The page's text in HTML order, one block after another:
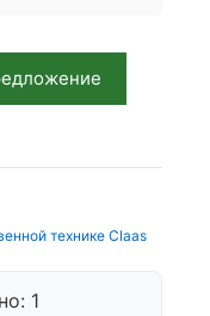
технике Claas
1